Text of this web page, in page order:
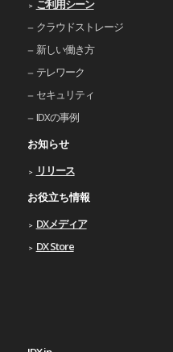
ご利⽤シーン
クラウドストレージ
新しい働き⽅
テレワーク
セキュリティ
IDXの事例
お知らせ
リリース
お役立ち情報
DXメディア
DX Store